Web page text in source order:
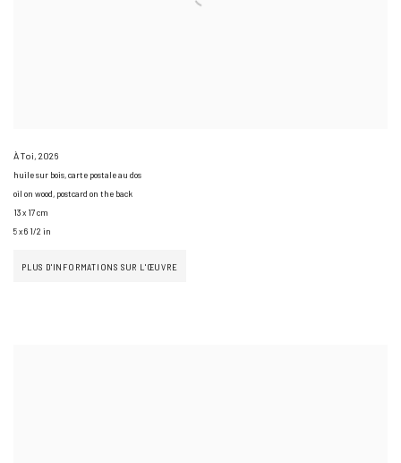
À Toi, 2026
huile sur bois, carte postale au dos
oil on wood, postcard on the back
13 x 17 cm
5 x 6 1/2 in
PLUS D'INFORMATIONS SUR L'ŒUVRE